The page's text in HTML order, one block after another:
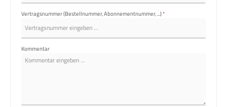
Vertragsnummer (Bestellnummer, Abonnementnummer, ...)*
Kommentar